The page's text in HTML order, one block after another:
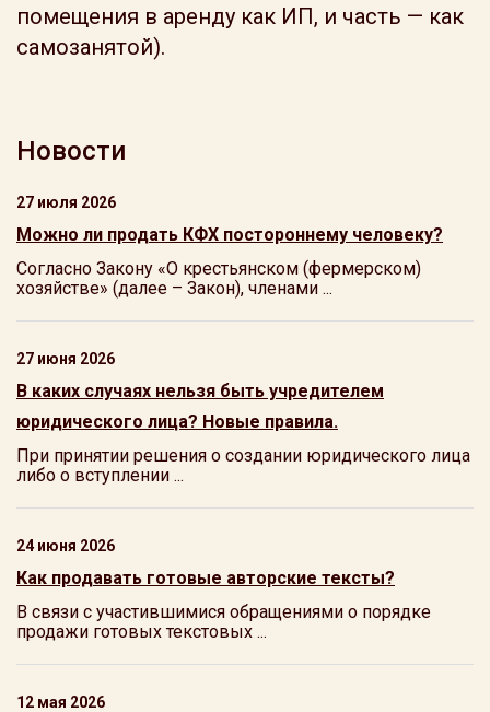
помещения в аренду как ИП, и часть — как
самозанятой).
Новости
27 июля 2026
Можно ли продать КФХ постороннему человеку?
Согласно Закону «О крестьянском (фермерском)
хозяйстве» (далее – Закон), членами ...
27 июня 2026
В каких случаях нельзя быть учредителем
юридического лица? Новые правила.
При принятии решения о создании юридического лица
либо о вступлении ...
24 июня 2026
Как продавать готовые авторские тексты?
В связи с участившимися обращениями о порядке
продажи готовых текстовых ...
12 мая 2026